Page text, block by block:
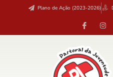
Plano de Ação (2023-2026)